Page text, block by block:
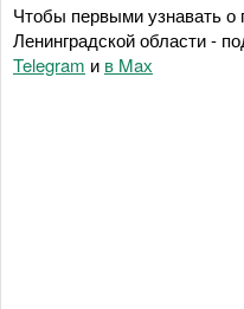
Чтобы первыми узнавать о
Ленинградской области -
Telegram и в Maх